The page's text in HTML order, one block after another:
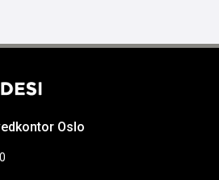
Oslo